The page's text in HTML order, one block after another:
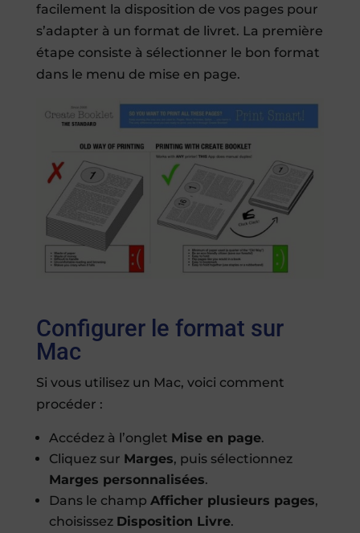
facilement la disposition de vos pages pour
s’adapter à un format de livret. La première
étape consiste à sélectionner le bon format
dans le menu de mise en page.
Configurer le format sur
Mac
Si vous utilisez un Mac, voici comment
procéder :
Accédez à l’onglet Mise en page.
Cliquez sur Marges, puis sélectionnez
Marges personnalisées.
Dans le champ Afficher plusieurs pages,
choisissez Disposition Livre.